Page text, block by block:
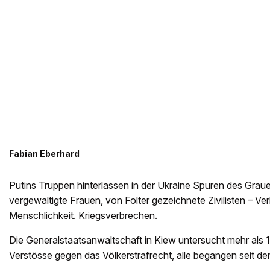
Fabian Eberhard
Putins Truppen hinterlassen in der Ukraine Spuren des
vergewaltigte Frauen, von Folter gezeichnete Zivilisten –
Menschlichkeit. Kriegsverbrechen.
Die Generalstaatsanwaltschaft in Kiew untersucht mehr als
Verstösse gegen das Völkerstrafrecht, alle begangen seit